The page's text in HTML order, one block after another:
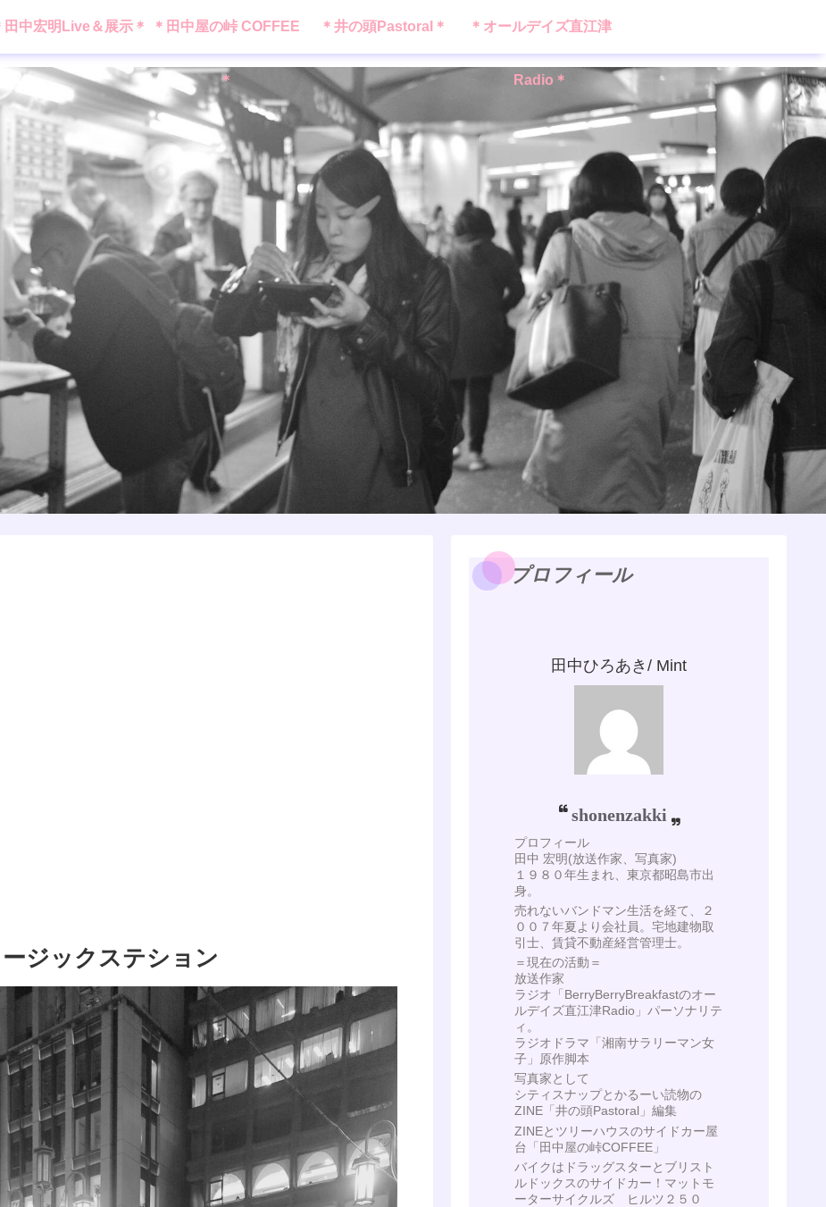
田中宏明Live＆展示＊ ＊田中屋の峠 COFFEE
＊
＊井の頭Pastoral＊ ＊オールデイズ直江津
Radio＊
ジックステション
プロフィール
田中ひろあき/ Mint
shonenzakki
プロフィール
田中 宏明(放送作家、写真家)
１９８０年生まれ、東京都昭島市出
身。
売れないバンドマン生活を経て、２
００７年夏より会社員。宅地建物取
引士、賃貸不動産経営管理士。
＝現在の活動＝
放送作家
ラジオ「BerryBerryBreakfastのオー
ルデイズ直江津Radio」パーソナリテ
ィ。
ラジオドラマ「湘南サラリーマン女
子」原作脚本
写真家として
シティスナップとかるーい読物の
ZINE「井の頭Pastoral」編集
ZINEとツリーハウスのサイドカー屋
台「田中屋の峠COFFEE」
バイクはドラッグスターとブリスト
ルドックスのサイドカー！マットモ
ーターサイクルズ ヒルツ２５０